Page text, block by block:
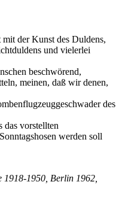
der Kunst des Duldens,
und vielerlei
beschwörend,
meinen, daß wir denen,
des
das vorstellten
werden soll
1950, Berlin 1962,